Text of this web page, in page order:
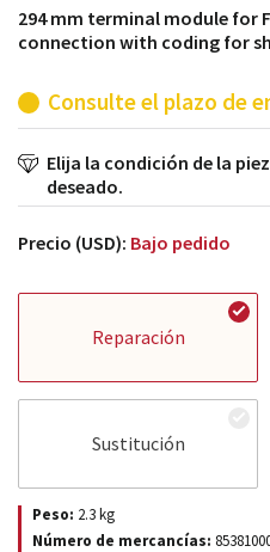
294 mm terminal module for
connection with coding for
Consulte el plazo de
Elija la condición de la
deseado.
Precio (USD): Bajo pedido
Reparación
Sustitución
Peso: 2.3kg
Número de mercancías: